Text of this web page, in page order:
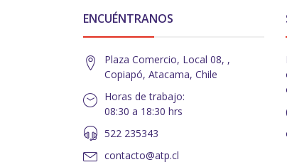
ENCUÉNTRANOS
Plaza Comercio, Local 08, ,
Copiapó, Atacama, Chile
Horas de trabajo:
08:30 a 18:30 hrs
522 235343
contacto@atp.cl